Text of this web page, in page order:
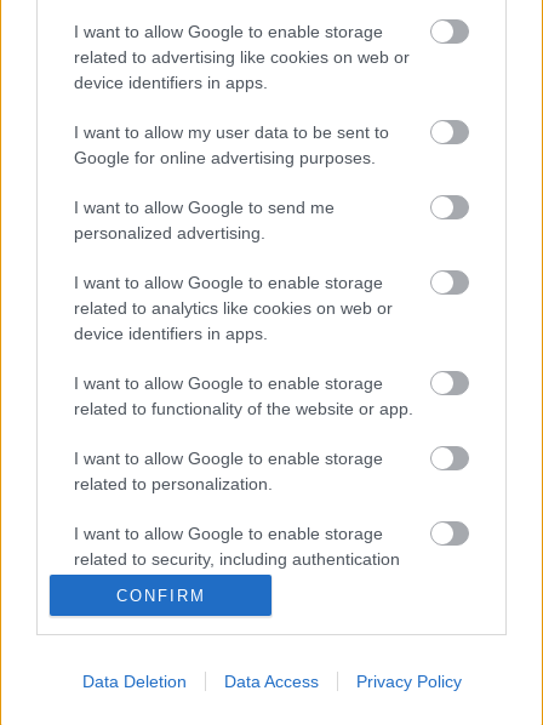
I want to allow Google to enable storage
related to advertising like cookies on web or
device identifiers in apps.
I want to allow my user data to be sent to
Google for online advertising purposes.
I want to allow Google to send me
personalized advertising.
I want to allow Google to enable storage
related to analytics like cookies on web or
device identifiers in apps.
I want to allow Google to enable storage
related to functionality of the website or app.
I want to allow Google to enable storage
related to personalization.
I want to allow Google to enable storage
related to security, including authentication
CONFIRM
Data Deletion Data Access Privacy Policy
Ráadásul nem először köröz Nagy Attilával, a navigátor
általában tisztes távolságot tartó Bútor Róbert is beült
már mellé. Reményi Regő amellett, hogy óriási
megtiszteltetésnek tartotta ezeket az alkalmakat, mindkét
klasszistól rengeteget tanult.
A Rally4-es Peugeot vezetése mindenképpen nagy
ugrás, így Reményi Regő izgatottan várja a lehetőséget –
megy, addigra már a jogosítványa is a zsebében lesz.
Nagy Attila
Reményi Regő
Facebook X Pinterest
Lakner Gábor